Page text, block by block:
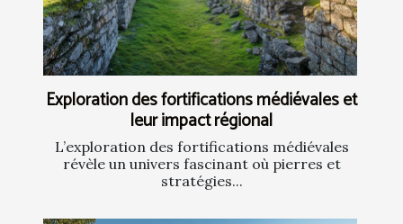
Exploration des fortifications médiévales et
leur impact régional
L’exploration des fortifications médiévales
révèle un univers fascinant où pierres et
stratégies...